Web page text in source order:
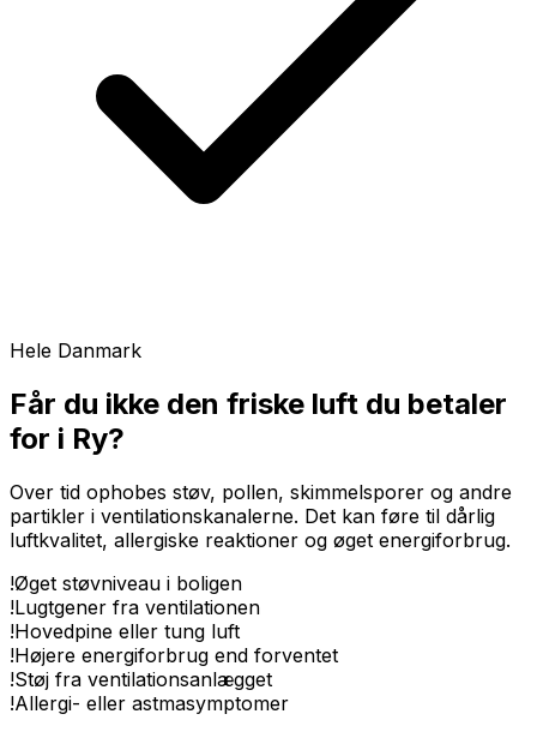
Hele Danmark
Får du ikke den friske luft du betaler
for i Ry?
Over tid ophobes støv, pollen, skimmelsporer og andre
partikler i ventilationskanalerne. Det kan føre til dårlig
luftkvalitet, allergiske reaktioner og øget energiforbrug.
!Øget støvniveau i boligen
!Lugtgener fra ventilationen
!Hovedpine eller tung luft
!Højere energiforbrug end forventet
!Støj fra ventilationsanlægget
!Allergi- eller astmasymptomer